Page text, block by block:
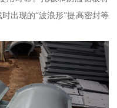
出现的“波浪形”提高密封等